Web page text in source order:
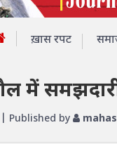
ख़ास रपट
में
| Published by